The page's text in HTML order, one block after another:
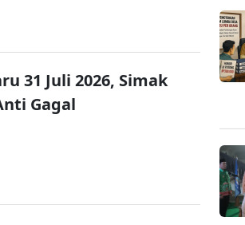
31 Juli 2026, Simak
Gagal